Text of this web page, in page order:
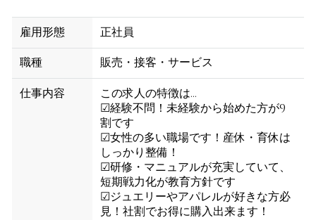
雇用形態 正社員
職種 販売・接客・サービス
仕事内容
この求人の特徴は...
☑経験不問！未経験から始めた方が9
割です
☑女性の多い職場です！産休・育休は
しっかり整備！
☑研修・マニュアルが充実していて、
短期戦力化が教育方針です
☑ジュエリーやアパレルが好きな方必
見！社割でお得に購入出来ます！